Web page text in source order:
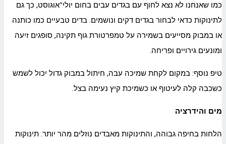
כמו שאנחנו לא נצא לחוף עם בגדים עבים בחום יולי־אוגוסט, כך גם
לתינוקות כדאי לבחור בגדים דקים ונושמים. בדים טבעיים כמו כותנה
או במבוק מסייעים בשמירה על טמפרטורת גוף תקינה, סופגים זיעה
ומונעים גירויים ופריחה.
טיפ נוסף: במקום לקחת שמיכה עבה, חיתול במבוק גדול יכול לשמש
כשכבה קלה לעיטוף או כשמיכת קיץ נעימה בצל.
מים והידרציה
הלחות בחיפה גבוהה, והתינוקות מאבדים נוזלים מהר יותר. תינוקות